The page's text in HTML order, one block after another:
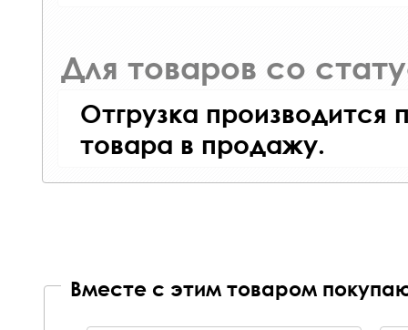
Для товаров со
Отгрузка производится
товара в продажу.
Вместе с этим товаром